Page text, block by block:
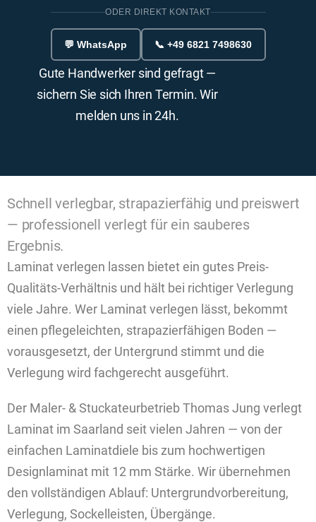
ODER DIREKT KONTAKT
💬 WhatsApp 📞 +49 6821 7498630
Gute Handwerker sind gefragt —
sichern Sie sich Ihren Termin. Wir
melden uns in 24h.
Schnell verlegbar, strapazierfähig und preiswert
— professionell verlegt für ein sauberes
Ergebnis.
Laminat verlegen lassen bietet ein gutes Preis-
Qualitäts-Verhältnis und hält bei richtiger Verlegung
viele Jahre. Wer Laminat verlegen lässt, bekommt
einen pflegeleichten, strapazierfähigen Boden —
vorausgesetzt, der Untergrund stimmt und die
Verlegung wird fachgerecht ausgeführt.
Der Maler- & Stuckateurbetrieb Thomas Jung verlegt
Laminat im Saarland seit vielen Jahren — von der
einfachen Laminatdiele bis zum hochwertigen
Designlaminat mit 12 mm Stärke. Wir übernehmen
den vollständigen Ablauf: Untergrundvorbereitung,
Verlegung, Sockelleisten, Übergänge.